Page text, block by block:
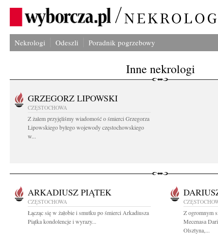
Nekrologi Odeszli Poradnik pogrzebowy
Inne nekrologi
GRZEGORZ LIPOWSKI
CZĘSTOCHOWA
Z żalem przyjęliśmy wiadomość o śmierci Grzegorza
Lipowskiego byłego wojewody częstochowskiego
w...
ARKADIUSZ PIĄTEK
CZĘSTOCHOWA
Łącząc się w żałobie i smutku po śmierci Arkadiusza
Piątka kondolencje i wyrazy...
Z ogromnym
Mecenasa
Olsztyna,...